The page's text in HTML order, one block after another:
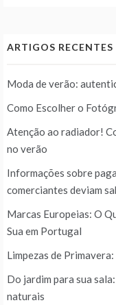
ARTIGOS RECENTES
Moda de verão:
Como Escolher o
Atenção ao radiador!
no verão
Informações sobre
comerciantes deviam
Marcas Europeias: O
Sua em Portugal
Limpezas de
Do jardim para sua
naturais